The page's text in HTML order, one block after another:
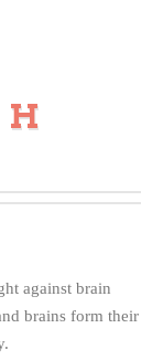
against brain
brains form their